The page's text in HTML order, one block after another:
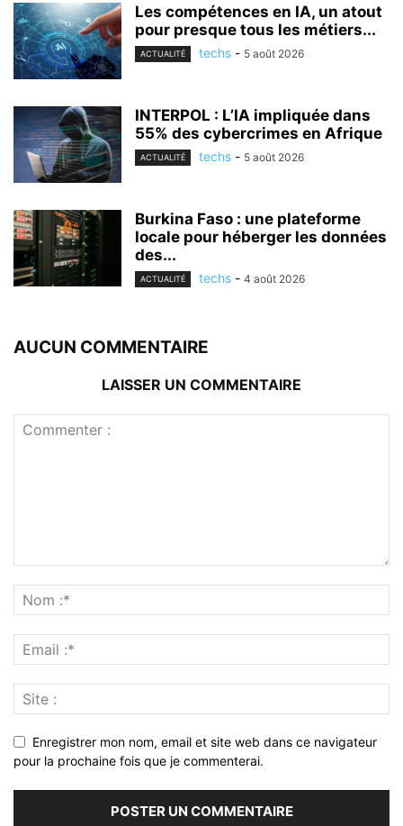
Les compétences en IA, un atout
pour presque tous les métiers...
ACTUALITÉ techs - 5 août 2026
INTERPOL : L’IA impliquée dans
55% des cybercrimes en Afrique
ACTUALITÉ techs - 5 août 2026
Burkina Faso : une plateforme
locale pour héberger les données
des...
ACTUALITÉ techs - 4 août 2026
AUCUN COMMENTAIRE
LAISSER UN COMMENTAIRE
Enregistrer mon nom, email et site web dans ce navigateur
pour la prochaine fois que je commenterai.